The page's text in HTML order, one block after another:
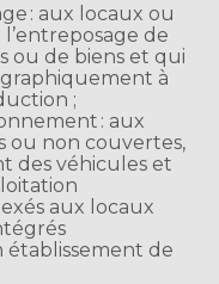
: aux locaux ou
de
ou de biens et qui
à
;
: aux
ou non couvertes,
des véhicules et
aux locaux
de